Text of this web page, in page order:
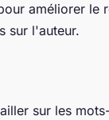
améliorer le
sur l'auteur.
sur les